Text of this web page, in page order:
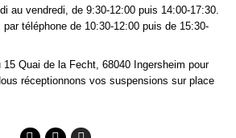
au vendredi, de 9:30-12:00 puis 14:00-17:30.
par téléphone de 10:30-12:00 puis de 15:30-
Quai de la Fecht, 68040 Ingersheim pour
réceptionnons vos suspensions sur place